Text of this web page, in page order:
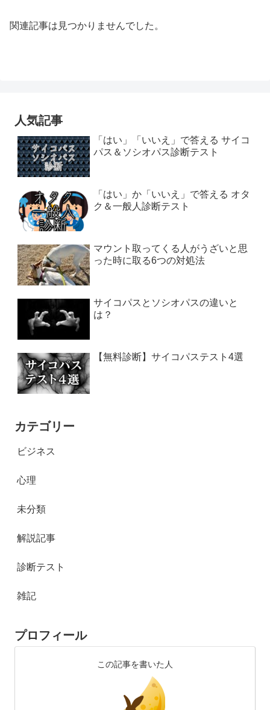
関連記事は見つかりませんでした。
人気記事
「はい」「いいえ」で答える サイコ
パス＆ソシオパス診断テスト
「はい」か「いいえ」で答える オタ
ク＆一般人診断テスト
マウント取ってくる人がうざいと思
った時に取る6つの対処法
サイコパスとソシオパスの違いと
は？
【無料診断】サイコパステスト4選
カテゴリー
ビジネス
心理
未分類
解説記事
診断テスト
雑記
プロフィール
この記事を書いた人